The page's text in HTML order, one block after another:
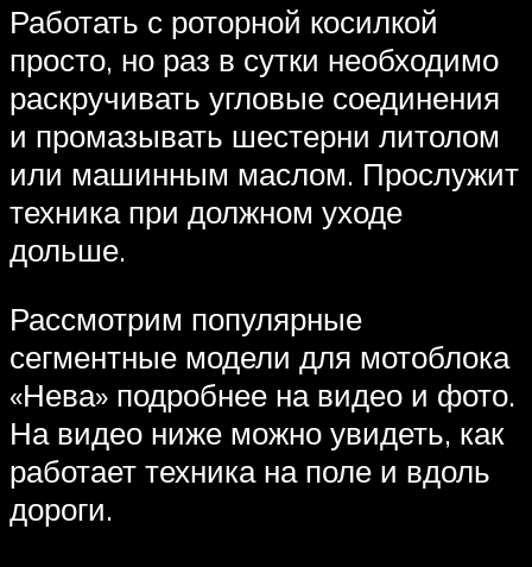
Работать с роторной косилкой
просто, но раз в сутки необходимо
раскручивать угловые соединения
и промазывать шестерни литолом
или машинным маслом. Прослужит
техника при должном уходе
дольше.
Рассмотрим популярные
сегментные модели для мотоблока
«Нева» подробнее на видео и фото.
На видео ниже можно увидеть, как
работает техника на поле и вдоль
дороги.